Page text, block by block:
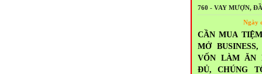
760 - VAY MƯỢN,
Ngày
CẦN MUA
MỞ
VỐN LÀM ĂN
ĐỦ, CHÚNG